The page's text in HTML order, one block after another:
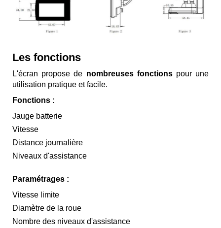
Les fonctions
L'écran propose de nombreuses fonctions pour une
utilisation pratique et facile.
Fonctions :
Jauge batterie
Vitesse
Distance journalière
Niveaux d'assistance
Paramétrages :
Vitesse limite
Diamètre de la roue
Nombre des niveaux d'assistance